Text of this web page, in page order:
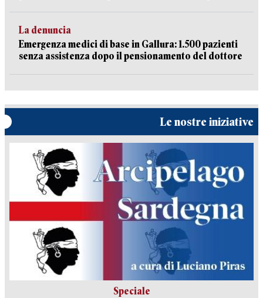
La denuncia
Emergenza medici di base in Gallura: 1.500 pazienti
senza assistenza dopo il pensionamento del dottore
Le nostre iniziative
Speciale